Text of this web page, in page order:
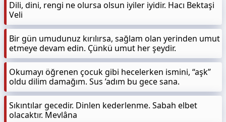
Dili, dini, rengi ne olursa olsun iyiler iyidir. Hacı Bektaşi
Veli
Bir gün umudunuz kırılırsa, sağlam olan yerinden umut
etmeye devam edin. Çünkü umut her şeydir.
Okumayı öğrenen çocuk gibi hecelerken ismini, “aşk”
oldu dilim damağım. Sus ’adım bu gece sana.
Sıkıntılar gecedir. Dinlen kederlenme. Sabah elbet
olacaktır. Mevlâna